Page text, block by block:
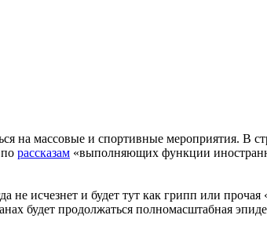
на массовые и спортивные мероприятия. В
рассказам «выполняющих функции
не исчезнет и будет тут как грипп или
будет продолжаться полномасштабная